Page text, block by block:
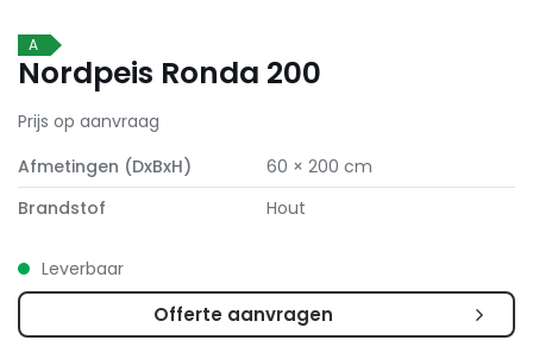
A
Nordpeis Ronda 200
Prijs op aanvraag
Afmetingen (DxBxH)
60 × 200 cm
Brandstof
Hout
Leverbaar
Offerte aanvragen